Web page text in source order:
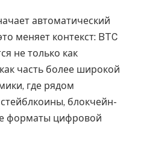
автоматический
меняет контекст: BTC
не только как
часть более широкой
где рядом
блокчейн-
форматы цифровой